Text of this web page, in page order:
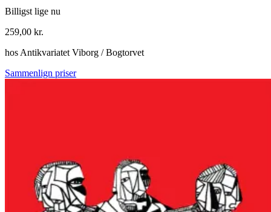
Billigst lige nu
259,00 kr.
hosAntikvariatet Viborg / Bogtorvet
Sammenlign priser